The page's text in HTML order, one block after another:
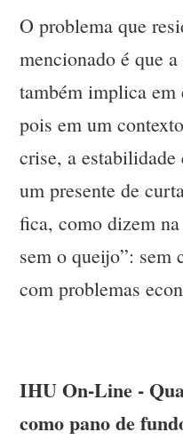
O problema que
mencionado é que
também implica em
pois em um
crise, a
um presente de
fica, como dizem
sem o queijo”: sem
com problemas
IHU On-Line -
como pano de